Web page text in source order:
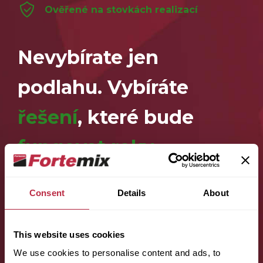
Consent Details About
This website uses cookies
We use cookies to personalise content and ads, to
Ověřené na stovkách realizací
Nevybírate jen
podlahu. Vybíráte
řešení, které bude
fungovat roky
8×8 cm.